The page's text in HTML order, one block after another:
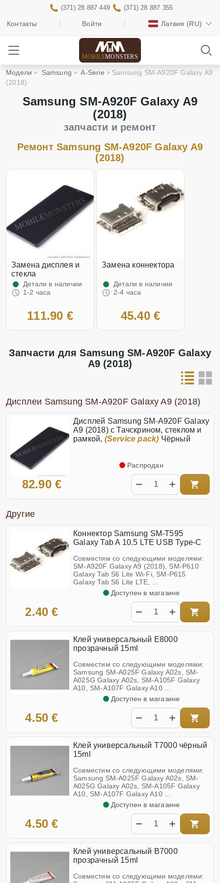
Контакты Войти Латвия (RU)
(371) 28 887 449 (371) 28 887 355
MOBILEMONSTERS
Модели Samsung A-Serie
Samsung SM-A920F Galaxy A9
(2018)
Samsung SM-A920F Galaxy A9
(2018)
запчасти и ремонт
Ремонт Samsung SM-A920F Galaxy A9
(2018)
замена дисплея и
стекла
Детали в наличии
1-2 часа
111.90 €
Замена коннектора
Детали в наличии
2-4 часа
45.40 €
Запчасти для Samsung SM-A920F Galaxy
A9 (2018)
Дисплеи Samsung SM-A920F Galaxy A9 (2018)
Дисплей Samsung SM-A920F Galaxy
A9 (2018) с Тачскрином, стеклом и
рамкой, (Service pack) Чёрный
82.90 €
Распродан
Другие
Коннектор Samsung SM-T595
Galaxy Tab A 10.5 LTE USB Type-C
Совместим со следующими моделями:
SM-A920F Galaxy A9 (2018), SM-P610
Galaxy Tab S6 Lite Wi-Fi, SM-P615
Galaxy Tab S6 Lite LTE, ...
2.40 €
Доступен в магазине
Клей универсальный E8000
прозрачный 15ml
Совместим со следующими моделями:
Samsung SM-A025F Galaxy A02s, SM-
A025G Galaxy A02s, SM-A105F Galaxy
A10, SM-A107F Galaxy A10 ...
4.50 €
Доступен в магазине
Клей универсальный T7000 чёрный
15ml
Совместим со следующими моделями:
Samsung SM-A025F Galaxy A02s, SM-
A025G Galaxy A02s, SM-A105F Galaxy
A10, SM-A107F Galaxy A10 ...
4.50 €
Доступен в магазине
Клей универсальный B7000
прозрачный 15ml
Совместим со следующими моделями: